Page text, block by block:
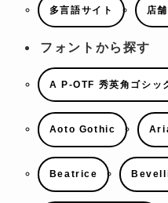
多言語サイト 店
フォントから探す
A P-OTF 秀英角ゴシッ
Aoto Gothic
Beatrice